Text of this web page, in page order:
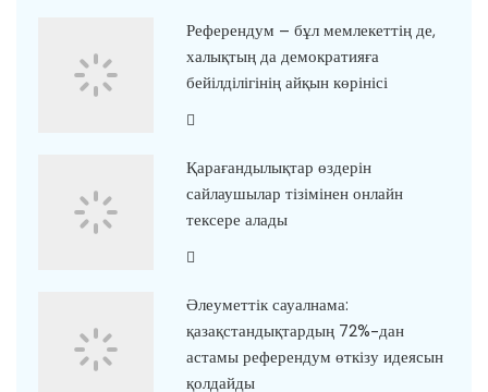
Референдум – бұл мемлекеттің де,
халықтың да демократияға
бейілділігінің айқын көрінісі
Қарағандылықтар өздерін
сайлаушылар тізімінен онлайн
тексере алады
Әлеуметтік сауалнама:
қазақстандықтардың 72%-дан
астамы референдум өткізу идеясын
қолдайды